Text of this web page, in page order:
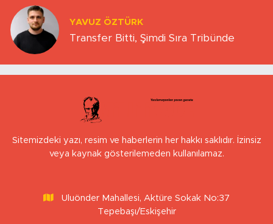
YAVUZ ÖZTÜRK
Transfer Bitti, Şimdi Sıra Tribünde
Sitemizdeki yazı, resim ve haberlerin her hakkı saklıdır. İzinsiz
veya kaynak gösterilemeden kullanılamaz.
Uluönder Mahallesi, Aktüre Sokak No:37
Tepebaşı/Eskişehir